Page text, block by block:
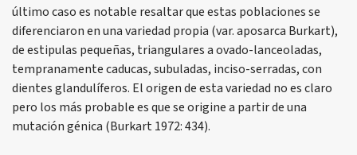
último caso es notable resaltar que estas poblaciones se
diferenciaron en una variedad propia (var. aposarca Burkart),
de estipulas pequeñas, triangulares a ovado-lanceoladas,
tempranamente caducas, subuladas, inciso-serradas, con
dientes glandulíferos. El origen de esta variedad no es claro
pero los más probable es que se origine a partir de una
mutación génica (Burkart 1972: 434).